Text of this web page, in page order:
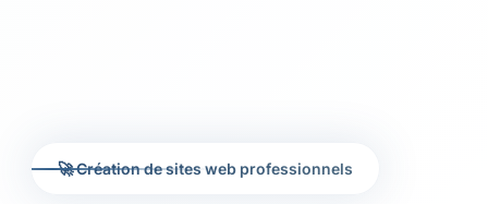
🚀 Création de sites web professionnels